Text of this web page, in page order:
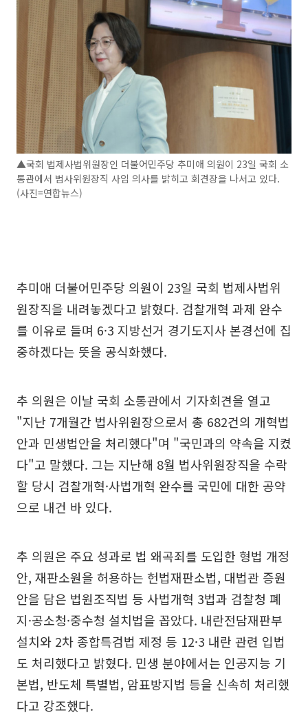
▲국회 법제사법위원장인 더불어민주당 추미애 의원이 23일 국회 소
통관에서 법사위원장직 사임 의사를 밝히고 회견장을 나서고 있다.
(사진=연합뉴스)
추미애 더불어민주당 의원이 23일 국회 법제사법위
원장직을 내려놓겠다고 밝혔다. 검찰개혁 과제 완수
를 이유로 들며 6·3 지방선거 경기도지사 본경선에 집
중하겠다는 뜻을 공식화했다.
추 의원은 이날 국회 소통관에서 기자회견을 열고
"지난 7개월간 법사위원장으로서 총 682건의 개혁법
안과 민생법안을 처리했다"며 "국민과의 약속을 지켰
다"고 말했다. 그는 지난해 8월 법사위원장직을 수락
할 당시 검찰개혁·사법개혁 완수를 국민에 대한 공약
으로 내건 바 있다.
추 의원은 주요 성과로 법 왜곡죄를 도입한 형법 개정
안, 재판소원을 허용하는 헌법재판소법, 대법관 증원
안을 담은 법원조직법 등 사법개혁 3법과 검찰청 폐
지·공소청·중수청 설치법을 꼽았다. 내란전담재판부
설치와 2차 종합특검법 제정 등 12·3 내란 관련 입법
도 처리했다고 밝혔다. 민생 분야에서는 인공지능 기
본법, 반도체 특별법, 암표방지법 등을 신속히 처리했
다고 강조했다.